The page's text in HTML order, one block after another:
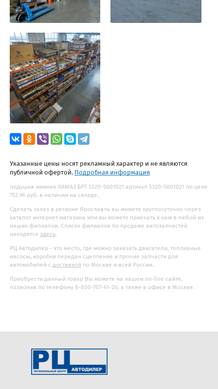
Указанные цены носят рекламный характер и не являются
публичной офертой. Подробная информация
подушка нижняя КАМАЗ БРТ 5320-5001021 артикул 5320-5001021 по цене
752.96 руб. в наличии на складе.
Сделать заказ в регионе Ярославль вы можете круглосуточно через
каталог интернет магазина или вы можете приехать к нам в любой из
наших филиалов. Список филиалов по продаже автозапчастей
находятся здесь.
РЦ Автодилер - это место, где можно заказать двигатели, топливные
насосы, коробки передач сцепление и прочие запчасти для
автомобилей с доставкой по Москве и всей России.
Приобрести данный товар Вы можете на нашем on-line сайте,
позвонив по телефону 8-800-707-61-20, а также в офисе в Москве.